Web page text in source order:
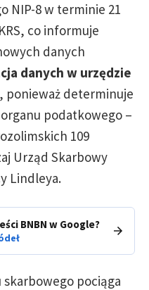
NIP-8 w terminie 21
co informuje
danych
danych w urzędzie
ponieważ determinuje
podatkowego –
109
Urząd Skarbowy
Lindleya.
BNBN w Google?
skarbowego pociąga